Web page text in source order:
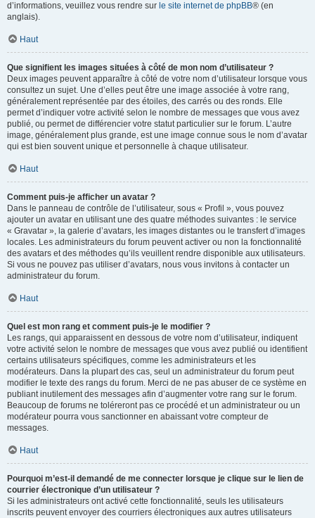
d’informations, veuillez vous rendre sur le site internet de phpBB® (en
anglais).
Haut
Que signifient les images situées à côté de mon nom d’utilisateur ?
Deux images peuvent apparaître à côté de votre nom d’utilisateur lorsque vous
consultez un sujet. Une d’elles peut être une image associée à votre rang,
généralement représentée par des étoiles, des carrés ou des ronds. Elle
permet d’indiquer votre activité selon le nombre de messages que vous avez
publié, ou permet de différencier votre statut particulier sur le forum. L’autre
image, généralement plus grande, est une image connue sous le nom d’avatar
qui est bien souvent unique et personnelle à chaque utilisateur.
Haut
Comment puis-je afficher un avatar ?
Dans le panneau de contrôle de l’utilisateur, sous « Profil », vous pouvez
ajouter un avatar en utilisant une des quatre méthodes suivantes : le service
« Gravatar », la galerie d’avatars, les images distantes ou le transfert d’images
locales. Les administrateurs du forum peuvent activer ou non la fonctionnalité
des avatars et des méthodes qu’ils veuillent rendre disponible aux utilisateurs.
Si vous ne pouvez pas utiliser d’avatars, nous vous invitons à contacter un
administrateur du forum.
Haut
Quel est mon rang et comment puis-je le modifier ?
Les rangs, qui apparaissent en dessous de votre nom d’utilisateur, indiquent
votre activité selon le nombre de messages que vous avez publié ou identifient
certains utilisateurs spécifiques, comme les administrateurs et les
modérateurs. Dans la plupart des cas, seul un administrateur du forum peut
modifier le texte des rangs du forum. Merci de ne pas abuser de ce système en
publiant inutilement des messages afin d’augmenter votre rang sur le forum.
Beaucoup de forums ne toléreront pas ce procédé et un administrateur ou un
modérateur pourra vous sanctionner en abaissant votre compteur de
messages.
Haut
Pourquoi m’est-il demandé de me connecter lorsque je clique sur le lien de
courrier électronique d’un utilisateur ?
Si les administrateurs ont activé cette fonctionnalité, seuls les utilisateurs
inscrits peuvent envoyer des courriers électroniques aux autres utilisateurs